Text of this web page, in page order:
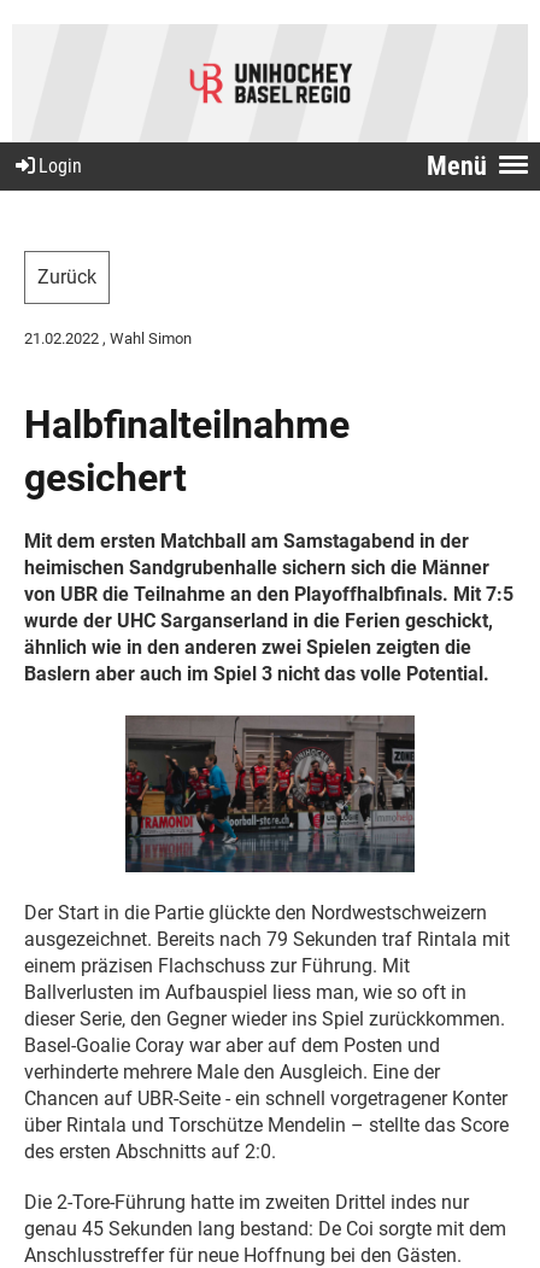
Menü
Login
Zurück
21.02.2022 , Wahl Simon
Halbfinalteilnahme
gesichert
Mit dem ersten Matchball am Samstagabend in der
heimischen Sandgrubenhalle sichern sich die Männer
von UBR die Teilnahme an den Playoffhalbfinals. Mit 7:5
wurde der UHC Sarganserland in die Ferien geschickt,
ähnlich wie in den anderen zwei Spielen zeigten die
Baslern aber auch im Spiel 3 nicht das volle Potential.
Der Start in die Partie glückte den Nordwestschweizern
ausgezeichnet. Bereits nach 79 Sekunden traf Rintala mit
einem präzisen Flachschuss zur Führung. Mit
Ballverlusten im Aufbauspiel liess man, wie so oft in
dieser Serie, den Gegner wieder ins Spiel zurückkommen.
Basel-Goalie Coray war aber auf dem Posten und
verhinderte mehrere Male den Ausgleich. Eine der
Chancen auf UBR-Seite - ein schnell vorgetragener Konter
über Rintala und Torschütze Mendelin – stellte das Score
des ersten Abschnitts auf 2:0.
Die 2-Tore-Führung hatte im zweiten Drittel indes nur
genau 45 Sekunden lang bestand: De Coi sorgte mit dem
Anschlusstreffer für neue Hoffnung bei den Gästen.